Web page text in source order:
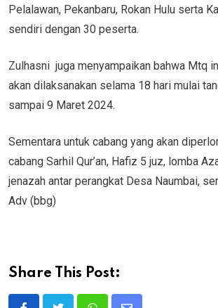
Pelalawan, Pekanbaru, Rokan Hulu serta
sendiri dengan 30 peserta.
Zulhasni juga menyampaikan bahwa Mtq
akan dilaksanakan selama 18 hari mulai
sampai 9 Maret 2024.
Sementara untuk cabang yang akan
cabang Sarhil Qur’an, Hafiz 5 juz, lomba
jenazah antar perangkat Desa Naumbai,
Adv (bbg)
Share This Post: